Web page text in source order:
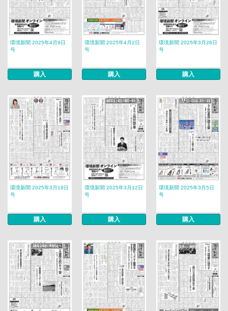
環境新聞 2025年4月9日
号
購入
環境新聞 2025年4月2日
号
購入
環境新聞 2025年3月26日
号
購入
環境新聞 2025年3月19日
号
購入
環境新聞 2025年3月12日
号
購入
環境新聞 2025年3月5日
号
購入